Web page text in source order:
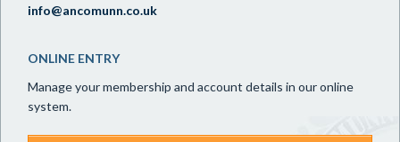
info@ancomunn.co.uk
ONLINE ENTRY
Manage your membership and account details in our online
system.